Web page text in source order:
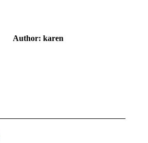
Author: karen